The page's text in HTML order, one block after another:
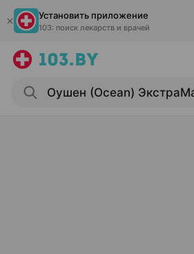
Установить приложение
103: поиск лекарств и врачей